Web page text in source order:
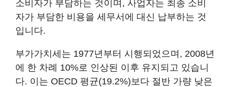
소비자가 부담하는 것이며, 사업자는 최종 소비
자가 부담한 비용을 세무서에 대신 납부하는 것
입니다.
부가가치세는 1977년부터 시행되었으며, 2008년
에 한 차례 10%로 인상된 이후 유지되고 있습니
다. 이는 OECD 평균(19.2%)보다 절반 가량 낮은